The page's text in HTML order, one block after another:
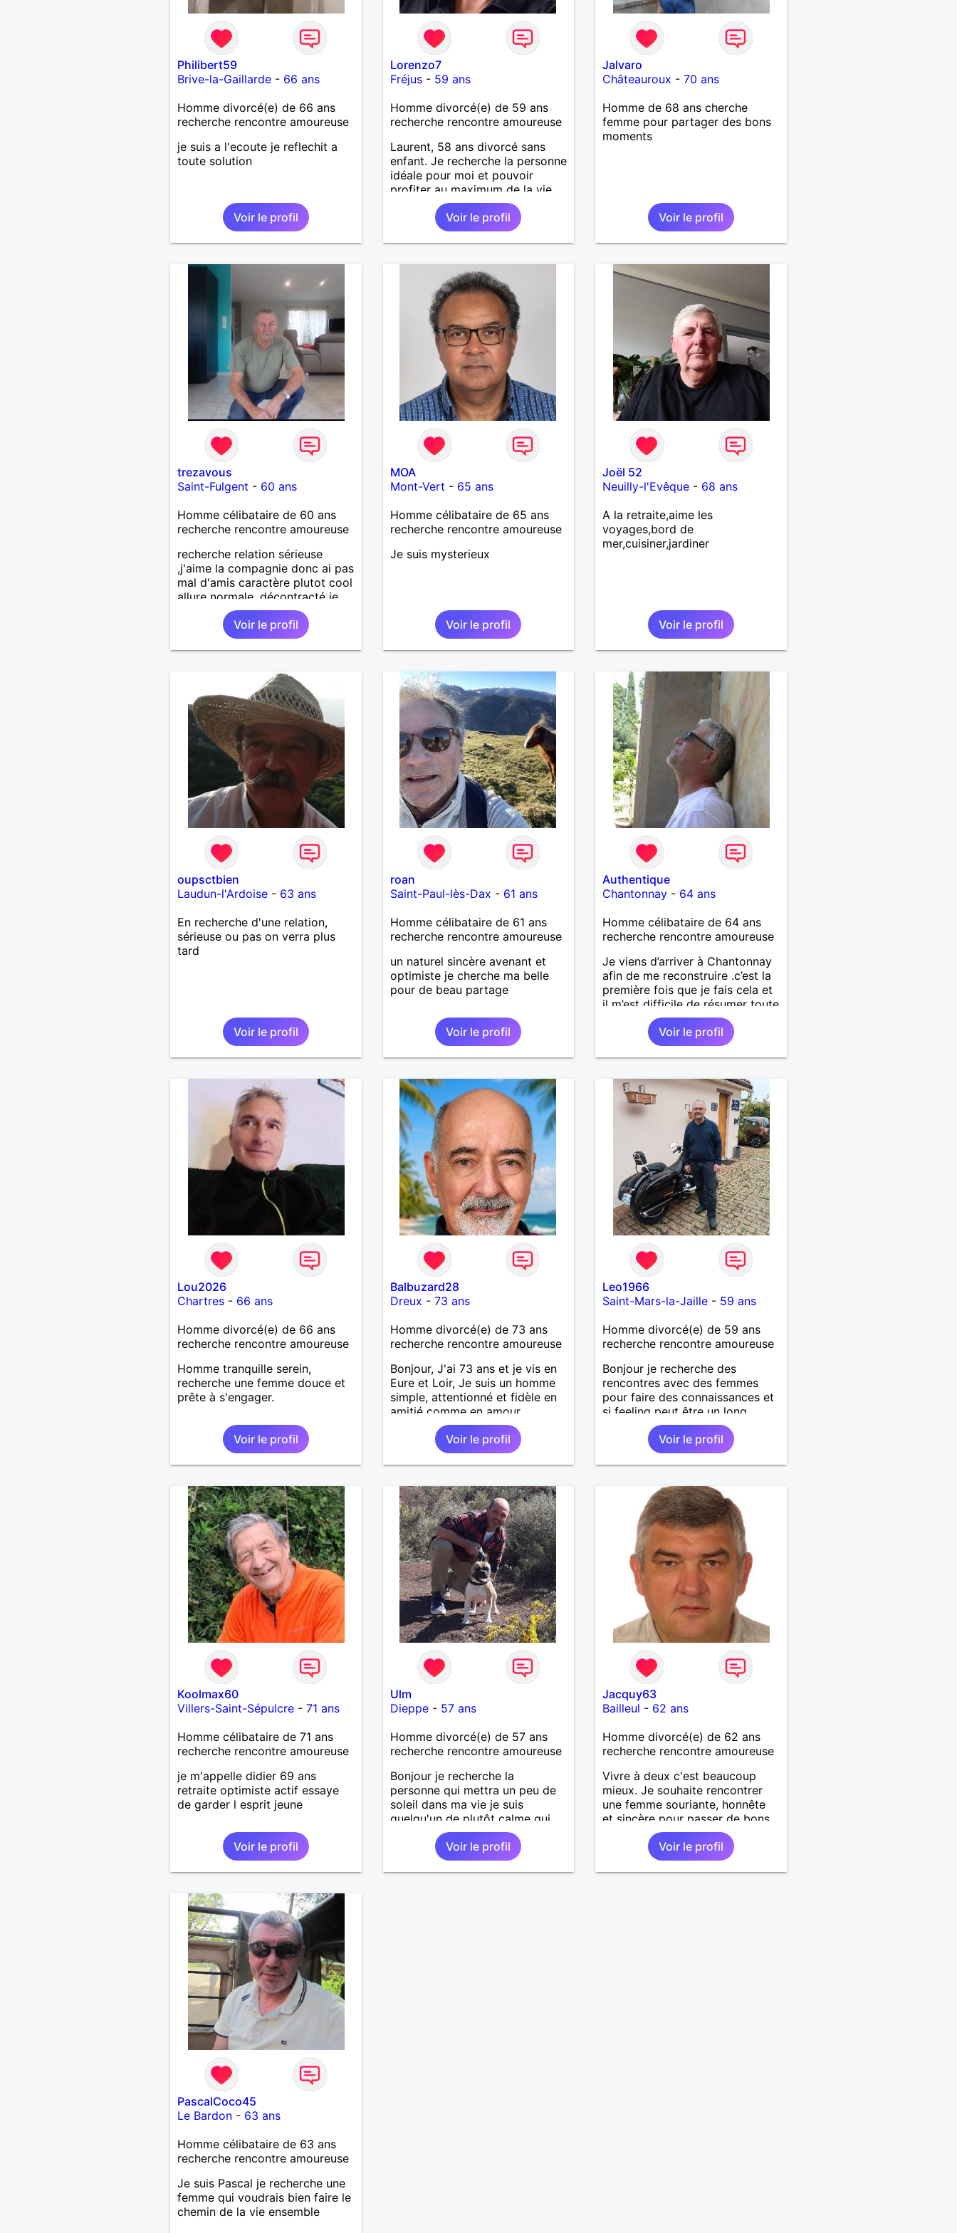
Philibert59
Brive-la-Gaillarde- 66 ans
Homme divorcé(e) de 66 ans
recherche rencontre amoureuse
je suis a l'ecoute je reflechit a
toute solution
Voir le profil
Lorenzo7
Fréjus- 59 ans
Homme divorcé(e) de 59 ans
recherche rencontre amoureuse
Laurent, 58 ans divorcé sans
enfant. Je recherche la personne
idéale pour moi et pouvoir
profiter au maximum de la vie
de couple
Voir le profil
Jalvaro
Châteauroux -70 ans
Homme de 68 ans cherche
femme pour partager des bons
moments
Voir le profil
trezavous
Saint-Fulgent - 60 ans
Homme célibataire de 60 ans
recherche rencontre amoureuse
recherche relation sérieuse
,j'aime la compagnie donc ai pas
mal d'amis caractère plutot cool
allure normale ,décontracté je
voudrais rencontrer une
personne aimant la nature
,bricolage ,quelqu'un de simple
et naturel à vos claviers
Voir le profil
MOA
Mont-Vert - 65 ans
Homme célibataire de 65 ans
recherche rencontre amoureuse
Je suis mysterieux
Voir le profil
Joël 52
Neuilly-l'Evêque - 68 ans
A la retraite,aime les
voyages,bord de
mer,cuisiner,jardiner
Voir le profil
oupsctbien
Laudun-l'Ardoise- 63 ans
En recherche d'une relation,
sérieuse ou pas on verra plus
tard
Voir le profil
roan
Saint-Paul-lès-Dax - 61 ans
Homme célibataire de 61 ans
recherche rencontre amoureuse
un naturel sincère avenant et
optimiste je cherche ma belle
pour de beau partage
Voir le profil
Authentique
Chantonnay - 64 ans
Homme célibataire de 64 ans
recherche rencontre amoureuse
Je viens d’arriver à Chantonnay
afin de me reconstruire .c’est la
première fois que je fais cela et
il m’est difficile de résumer toute
une vie.je suis à la retraite et
aujourd’hui c’est mon
anniversaire !J’aimerais
rencontrer quelqu’un qui partage
quelqu’un un être humain
Voir le profil
Lou2026
Chartres- 66 ans
Homme divorcé(e) de 66 ans
recherche rencontre amoureuse
Homme tranquille serein,
recherche une femme douce et
prête à s'engager.
Voir le profil
Balbuzard28
Dreux - 73 ans
Homme divorcé(e) de 73 ans
recherche rencontre amoureuse
Bonjour, J'ai 73 ans et je vis en
Eure et Loir, Je suis un homme
simple, attentionné et fidèle en
amitié comme en amour.
J'apprécie les petits bonheurs
du quotidien; une promenade,
un bon repas, une sortie, une
discision agréable ou un
souhaite rencontrer une femme
douce, honnête et bienveillante,
avec qui partager des moments
de complicité, de rire et de
confiance. Je crois qu'une belle
relation commence souvent par
une belle amitié et qu'il n'est
jamais trop tard pour écrire une
nouvelle histoire. Si vous aimez
les échanges sincères, les
valeurs de respect et de
simplicité, nous pourrions faire
connaissance autour d'un café
suivi d'une balade, sans
précipitation et laisser le temps
faire le reste. Au plaisir de vous
Voir le profil
Leo1966
Saint-Mars-la-Jaille - 59 ans
Homme divorcé(e) de 59 ans
recherche rencontre amoureuse
Bonjour je recherche des
rencontres avec des femmes
pour faire des connaissances et
si feeling peut être un long
chemin. Je laisse le destin nous
guider. Je suis un homme simple
honnête et fidèle.
Voir le profil
Koolmax60
Villers-Saint-Sépulcre- 71 ans
Homme célibataire de 71 ans
recherche rencontre amoureuse
je m'appelle didier 69 ans
retraite optimiste actif essaye
de garder l esprit jeune
Voir le profil
Ulm
Dieppe- 57 ans
Homme divorcé(e) de 57 ans
recherche rencontre amoureuse
Bonjour je recherche la
personne qui mettra un peu de
soleil dans ma vie je suis
quelqu'un de plutôt calme qui
aime les choses simples sans
prise de tête, simplement
partager de belles choses avec
une personne qui me ressemble
Voir le profil
Jacquy63
Bailleul - 62 ans
Homme divorcé(e) de 62 ans
recherche rencontre amoureuse
Vivre à deux c'est beaucoup
mieux. Je souhaite rencontrer
une femme souriante, honnête
et sincère pour passer de bons
moments, qui aime plaisanter, se
balader et partager, je le
souhaite, notre complicité.
J'aime beaucoup les chantiers
Voir le profil
PascalCoco45
Le Bardon- 63 ans
Homme célibataire de 63 ans
recherche rencontre amoureuse
Je suis Pascal je recherche une
femme qui voudrais bien faire le
chemin de la vie ensemble